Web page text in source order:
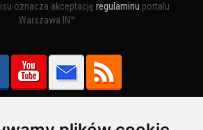
oznacza akceptację regulaminu portalu
Warszawa.IN™